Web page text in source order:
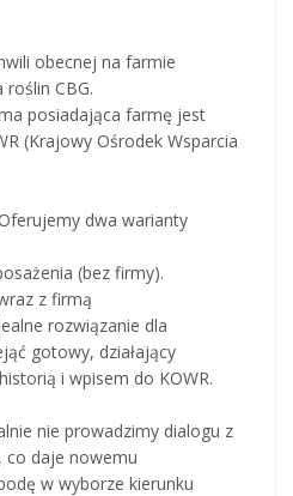
obecnej na farmie
CBG.
posiadająca farmę jest
(Krajowy Ośrodek Wsparcia
dwa warianty
(bez firmy).
z firmą
rozwiązanie dla
gotowy, działający
i wpisem do KOWR.
nie prowadzimy dialogu z
co daje nowemu
w wyborze kierunku